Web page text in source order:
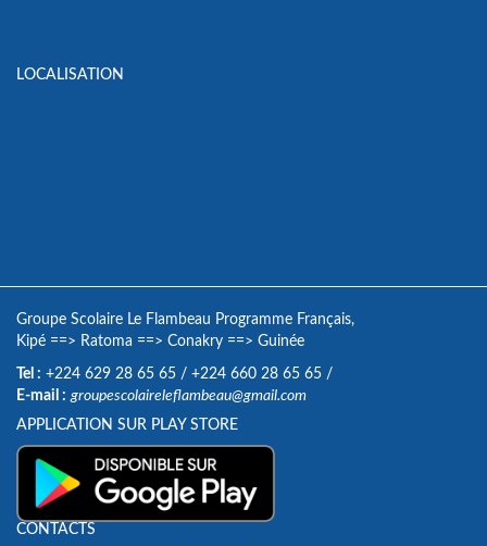
LOCALISATION
Groupe Scolaire Le Flambeau Programme Français,
Kipé ==> Ratoma ==> Conakry ==> Guinée
Tel : +224 629 28 65 65 / +224 660 28 65 65 /
E-mail : groupescolaireleflambeau@gmail.com
APPLICATION SUR PLAY STORE
CONTACTS